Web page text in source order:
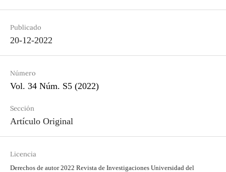
Publicado
20-12-2022
Número
Vol. 34 Núm. S5 (2022)
Sección
Artículo Original
Licencia
Derechos de autor 2022 Revista de Investigaciones Universidad del